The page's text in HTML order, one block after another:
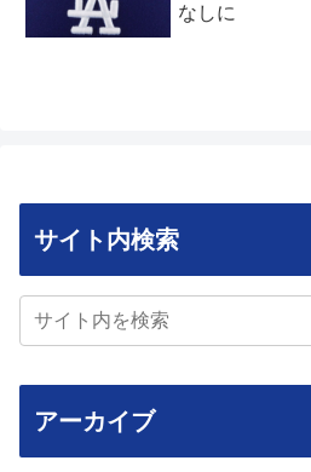
なしに
サイト内検索
アーカイブ